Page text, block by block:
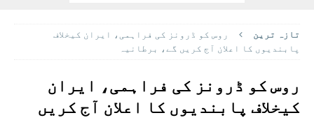
تازہ ترين
روس کو ڈرونز کی فراہمی، ایران کیخلاف
پابندیوں کا اعلان آج کریں گے، برطانیہ
روس کو ڈرونز کی فراہمی، ایران
کیخلاف پابندیوں کا اعلان آج کریں